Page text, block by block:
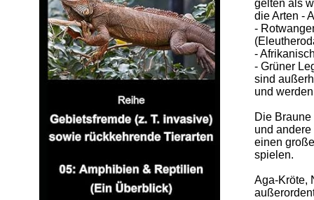
gelten als
die Arten -
-
-
- Grüner
sind
und
Die
und
einen
spielen.
Aga-Kröte,